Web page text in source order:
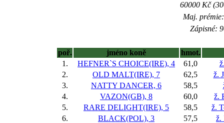
60000 Kč
Maj.
Zápisné:
poř. jméno koně
hmot.
1.
HEFNER`S CHOICE(IRE), 4 61,0
2.
OLD MALT(IRE), 7 62,5
ž.
3.
NATTY DANCER, 6 58,5
4.
VAZON(GB), 8 60,0
ž.
5.
RARE DELIGHT(IRE), 5 58,5
ž.
6.
BLACK(POL), 3 57,5
ž.